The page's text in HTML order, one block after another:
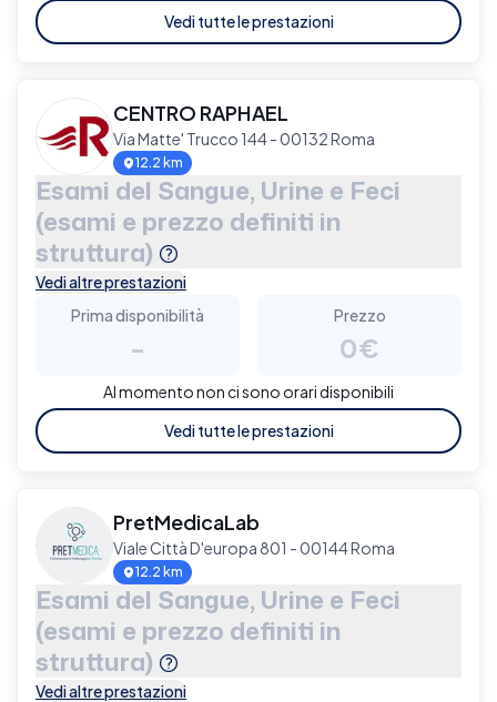
Vedi tutte le prestazioni
CENTRO RAPHAEL
Via Matte' Trucco 144 - 00132 Roma
12.2 km
Esami del Sangue, Urine e Feci
(esami e prezzo definiti in
struttura)
Vedi altre prestazioni
Prima disponibilità
-
Prezzo
0€
Al momento non ci sono orari disponibili
Vedi tutte le prestazioni
PretMedicaLab
Viale Città D'europa 801 - 00144 Roma
12.2 km
Esami del Sangue, Urine e Feci
(esami e prezzo definiti in
struttura)
Vedi altre prestazioni